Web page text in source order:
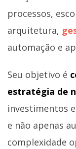
processos,
arquitetura,
automação e
Seu objetivo é
estratégia de
investimentos
e não apenas
complexidade